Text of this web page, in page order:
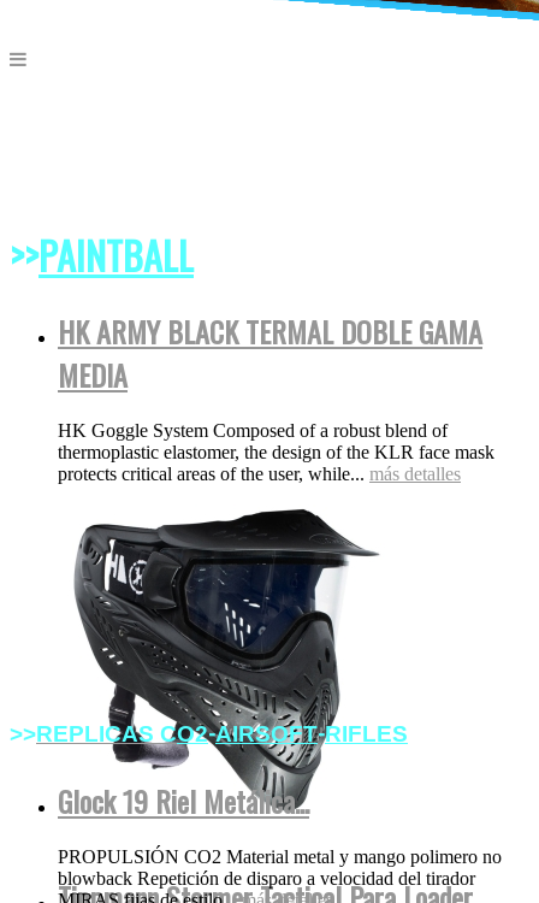
>>PAINTBALL
HK ARMY BLACK TERMAL DOBLE GAMA
MEDIA
HK Goggle System Composed of a robust blend of
thermoplastic elastomer, the design of the KLR face mask
protects critical areas of the user, while... más detalles
>>REPLICAS CO2-AIRSOFT-RIFLES
Glock 19 Riel Metálica...
PROPULSIÓN CO2 Material metal y mango polimero no
blowback Repetición de disparo a velocidad del tirador